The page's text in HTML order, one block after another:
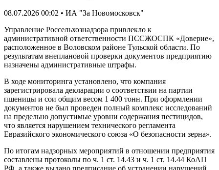
08.07.2026 00:02 • ИА "За Новомосковск"
Управление Россельхознадзора привлекло к
административной ответственности ПССЖОСПК «Доверие»,
расположенное в Воловском районе Тульской области. По
результатам внеплановой проверки документов предприятию
назначены административные штрафы.
В ходе мониторинга установлено, что компания
зарегистрировала декларации о соответствии на партии
пшеницы и сои общим весом 1 400 тонн. При оформлении
документов не был проведен полный комплекс исследований
на предельно допустимые уровни содержания пестицидов,
что является нарушением технического регламента
Евразийского экономического союза «О безопасности зерна».
По итогам надзорных мероприятий в отношении предприятия
составлены протоколы по ч. 1 ст. 14.43 и ч. 1 ст. 14.44 КоАП
РФ, а также выдано предписание об устранении нарушений.